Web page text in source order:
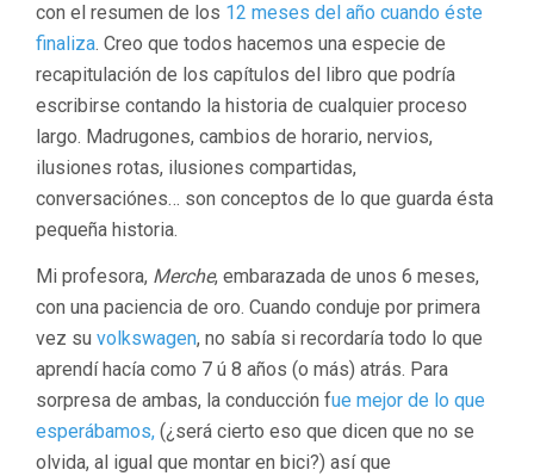
con el resumen de los 12 meses del año cuando éste
finaliza. Creo que todos hacemos una especie de
recapitulación de los capítulos del libro que podría
escribirse contando la historia de cualquier proceso
largo. Madrugones, cambios de horario, nervios,
ilusiones rotas, ilusiones compartidas,
conversaciónes… son conceptos de lo que guarda ésta
pequeña historia.
Mi profesora, Merche, embarazada de unos 6 meses,
con una paciencia de oro. Cuando conduje por primera
vez su volkswagen, no sabía si recordaría todo lo que
aprendí hacía como 7 ú 8 años (o más) atrás. Para
sorpresa de ambas, la conducción fue mejor de lo que
esperábamos, (¿será cierto eso que dicen que no se
olvida, al igual que montar en bici?) así que